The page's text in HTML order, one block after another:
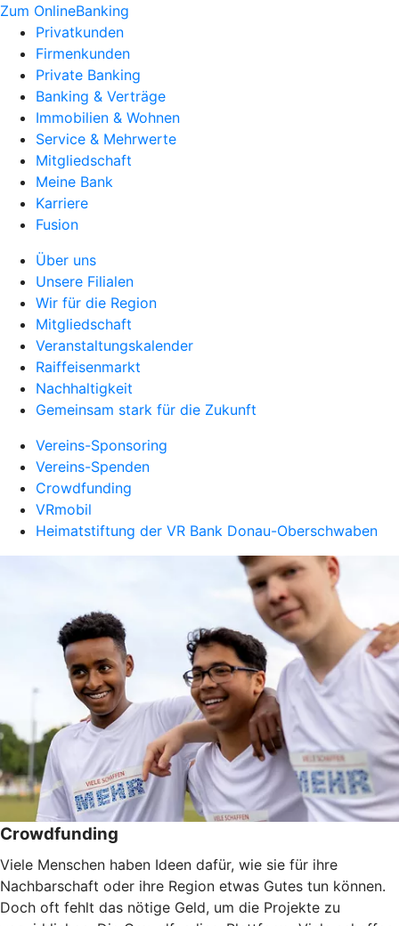
Zum OnlineBanking
Privatkunden
Firmenkunden
Private Banking
Banking & Verträge
Immobilien & Wohnen
Service & Mehrwerte
Mitgliedschaft
Meine Bank
Karriere
Fusion
Über uns
Unsere Filialen
Wir für die Region
Mitgliedschaft
Veranstaltungskalender
Raiffeisenmarkt
Nachhaltigkeit
Gemeinsam stark für die Zukunft
Vereins-Sponsoring
Vereins-Spenden
Crowdfunding
VRmobil
Heimatstiftung der VR Bank Donau-Oberschwaben
Crowdfunding
Viele Menschen haben Ideen dafür, wie sie für ihre
Nachbarschaft oder ihre Region etwas Gutes tun können.
Doch oft fehlt das nötige Geld, um die Projekte zu